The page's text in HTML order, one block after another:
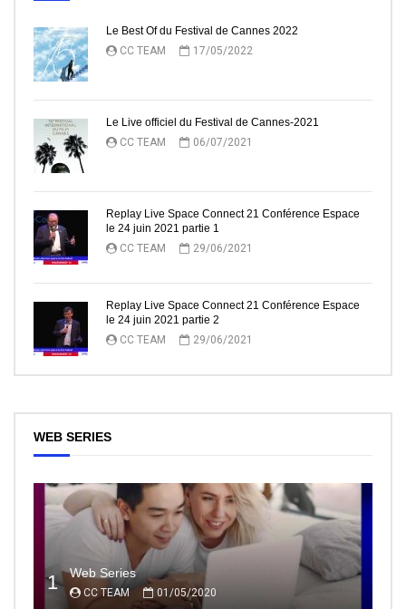
Le Best Of du Festival de Cannes 2022
CC TEAM
17/05/2022
Le Live officiel du Festival de Cannes-2021
CC TEAM
06/07/2021
Replay Live Space Connect 21 Conférence Espace
le 24 juin 2021 partie 1
CC TEAM
29/06/2021
Replay Live Space Connect 21 Conférence Espace
le 24 juin 2021 partie 2
CC TEAM
29/06/2021
WEB SERIES
1 Web Series
CC TEAM 01/05/2020